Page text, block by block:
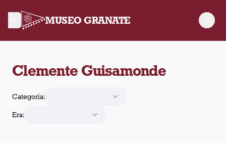
MUSEO GRANATE
Clemente Guisamonde
Categoría:
Era: